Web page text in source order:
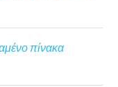
πίνακα